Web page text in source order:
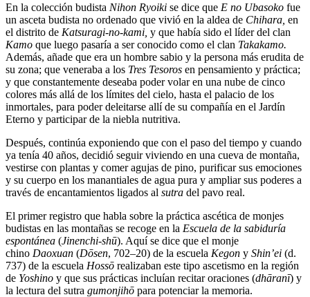
En la colección budista Nihon Ryoiki se dice que E no Ubasoko fue
un asceta budista no ordenado que vivió en la aldea de Chihara, en
el distrito de Katsuragi-no-kami, y que había sido el líder del clan
Kamo que luego pasaría a ser conocido como el clan Takakamo.
Además, añade que era un hombre sabio y la persona más erudita de
su zona; que veneraba a los Tres Tesoros en pensamiento y práctica;
y que constantemente deseaba poder volar en una nube de cinco
colores más allá de los límites del cielo, hasta el palacio de los
inmortales, para poder deleitarse allí de su compañía en el Jardín
Eterno y participar de la niebla nutritiva.
Después, continúa exponiendo que con el paso del tiempo y cuando
ya tenía 40 años, decidió seguir viviendo en una cueva de montaña,
vestirse con plantas y comer agujas de pino, purificar sus emociones
y su cuerpo en los manantiales de agua pura y ampliar sus poderes a
través de encantamientos ligados al sutra del pavo real.
El primer registro que habla sobre la práctica ascética de monjes
budistas en las montañas se recoge en la Escuela de la sabiduría
espontánea (Jinenchi-shū). Aquí se dice que el monje
chino Daoxuan (Dōsen, 702–20) de la escuela Kegon y Shin’ei (d.
737) de la escuela Hossō realizaban este tipo ascetismo en la región
de Yoshino y que sus prácticas incluían recitar oraciones (dhāranī) y
la lectura del sutra gumonjihō para potenciar la memoria.